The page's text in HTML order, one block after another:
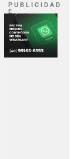
P U B L I C I D A D
E